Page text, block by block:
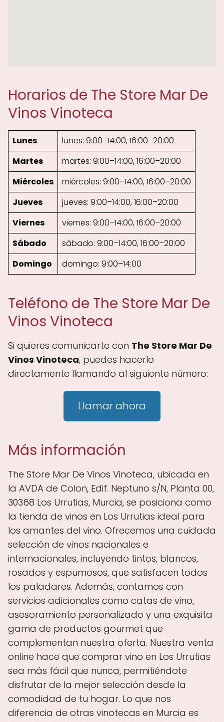
Horarios de The Store Mar De
Vinos Vinoteca
Lunes
lunes: 9:00–14:00, 16:00–20:00
Martes
martes: 9:00–14:00, 16:00–20:00
Miércoles
miércoles: 9:00–14:00, 16:00–20:00
Jueves
jueves: 9:00–14:00, 16:00–20:00
Viernes
viernes: 9:00–14:00, 16:00–20:00
Sábado
sábado: 9:00–14:00, 16:00–20:00
Domingo
domingo: 9:00–14:00
Teléfono de The Store Mar De
Vinos Vinoteca
Si quieres comunicarte con The Store Mar De
Vinos Vinoteca, puedes hacerlo
directamente llamando al siguiente número:
Llamar ahora
Más información
The Store Mar De Vinos Vinoteca, ubicada en
la AVDA de Colon, Edif. Neptuno s/N, Planta 00,
30368 Los Urrutias, Murcia, se posiciona como
la tienda de vinos en Los Urrutias ideal para
los amantes del vino. Ofrecemos una cuidada
selección de vinos nacionales e
internacionales, incluyendo tintos, blancos,
rosados y espumosos, que satisfacen todos
los paladares. Además, contamos con
servicios adicionales como catas de vino,
asesoramiento personalizado y una exquisita
gama de productos gourmet que
complementan nuestra oferta. Nuestra venta
online hace que comprar vino en Los Urrutias
sea más fácil que nunca, permitiéndote
disfrutar de la mejor selección desde la
comodidad de tu hogar. Lo que nos
diferencia de otras vinotecas en Murcia es